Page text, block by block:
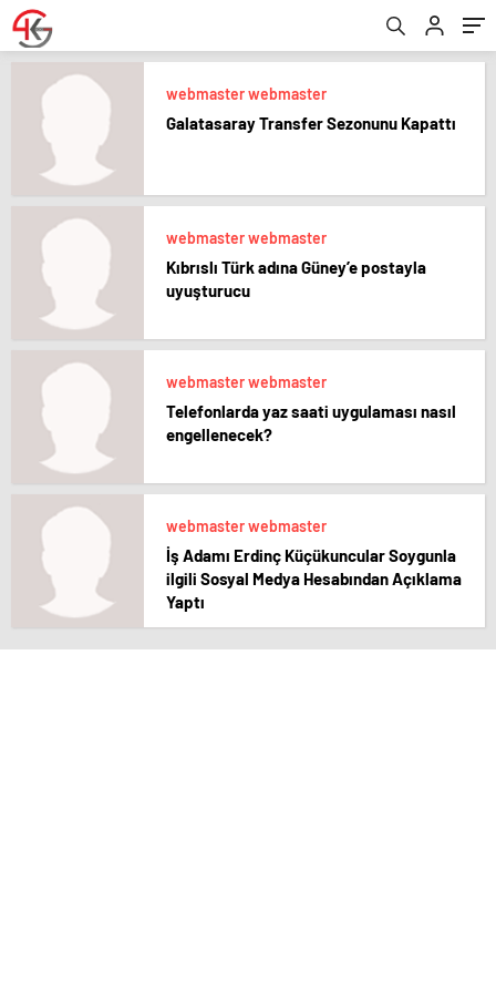
webmaster webmaster
Galatasaray Transfer Sezonunu Kapattı
webmaster webmaster
Kıbrıslı Türk adına Güney’e postayla
uyuşturucu
webmaster webmaster
Telefonlarda yaz saati uygulaması nasıl
engellenecek?
webmaster webmaster
İş Adamı Erdinç Küçükuncular Soygunla
ilgili Sosyal Medya Hesabından Açıklama
Yaptı